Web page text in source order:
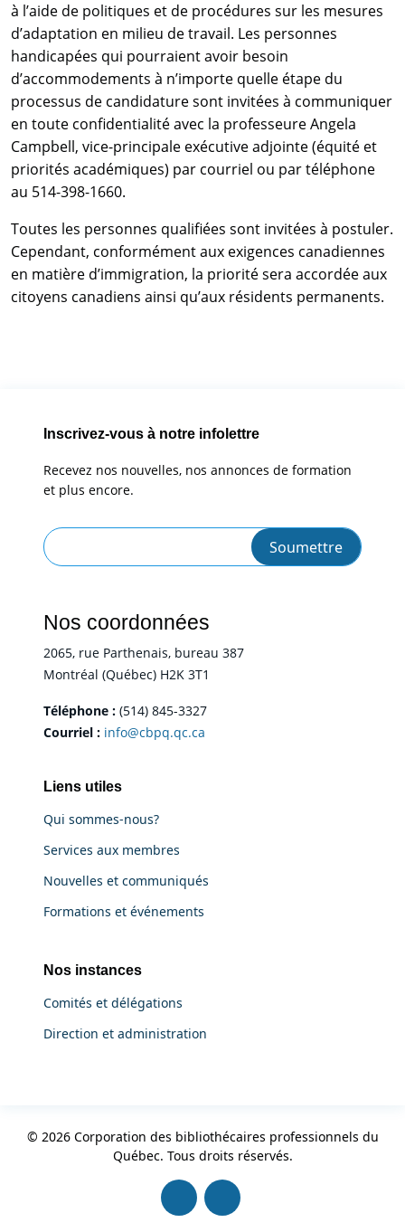
à l’aide de politiques et de procédures sur les mesures
d’adaptation en milieu de travail. Les personnes
handicapées qui pourraient avoir besoin
d’accommodements à n’importe quelle étape du
processus de candidature sont invitées à communiquer
en toute confidentialité avec la professeure Angela
Campbell, vice-principale exécutive adjointe (équité et
priorités académiques) par courriel ou par téléphone
au 514-398-1660.
Toutes les personnes qualifiées sont invitées à postuler.
Cependant, conformément aux exigences canadiennes
en matière d’immigration, la priorité sera accordée aux
citoyens canadiens ainsi qu’aux résidents permanents.
Inscrivez-vous à notre infolettre
Recevez nos nouvelles, nos annonces de formation
et plus encore.
Nos coordonnées
2065, rue Parthenais, bureau 387
Montréal (Québec) H2K 3T1
Téléphone : (514) 845-3327
Courriel : info@cbpq.qc.ca
Liens utiles
Qui sommes-nous?
Services aux membres
Nouvelles et communiqués
Formations et événements
Nos instances
Comités et délégations
Direction et administration
© 2026 Corporation des bibliothécaires professionnels du
Québec. Tous droits réservés.